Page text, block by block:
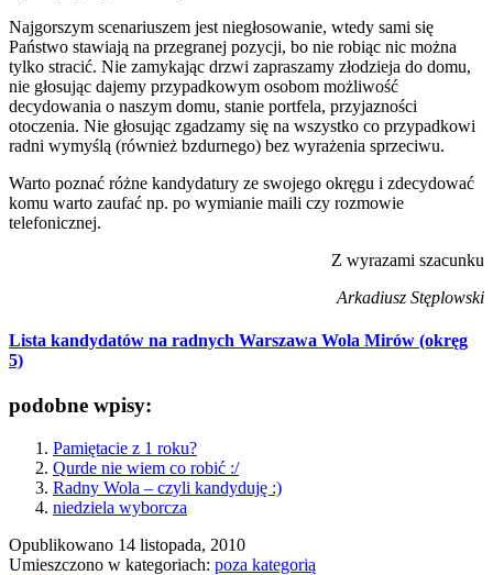
Najgorszym scenariuszem jest niegłosowanie, wtedy sami się
Państwo stawiają na przegranej pozycji, bo nie robiąc nic można
tylko stracić. Nie zamykając drzwi zapraszamy złodzieja do domu,
nie głosując dajemy przypadkowym osobom możliwość
decydowania o naszym domu, stanie portfela, przyjazności
otoczenia. Nie głosując zgadzamy się na wszystko co przypadkowi
radni wymyślą (również bzdurnego) bez wyrażenia sprzeciwu.
Warto poznać różne kandydatury ze swojego okręgu i zdecydować
komu warto zaufać np. po wymianie maili czy rozmowie
telefonicznej.
Z wyrazami szacunku
Arkadiusz Stęplowski
Lista kandydatów na radnych Warszawa Wola Mirów (okręg
5)
podobne wpisy:
Pamiętacie z 1 roku?
Qurde nie wiem co robić :/
Radny Wola – czyli kandyduję :)
niedziela wyborcza
Opublikowano 14 listopada, 2010
Umieszczono w kategoriach: poza kategorią